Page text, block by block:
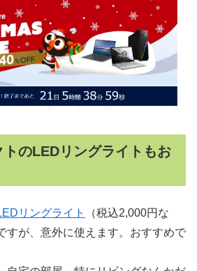
のLEDリングライトもお
リングライト
（税込2,000円な
すが、意外に使えます。おすすめで